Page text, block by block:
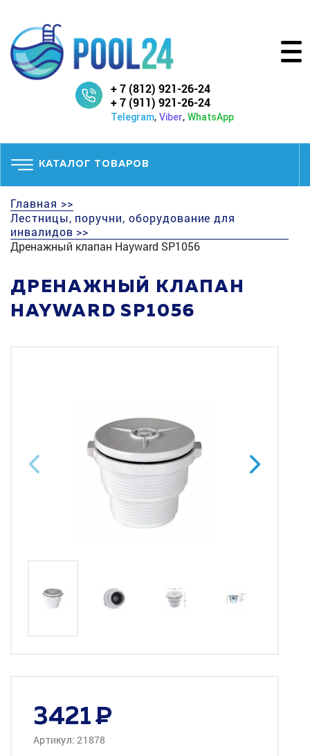
+ 7 (812) 921-26-24
+ 7 (911) 921-26-24
Telegram, Viber, WhatsApp
КАТАЛОГ ТОВАРОВ
Главная >>
Лестницы, поручни, оборудование для
инвалидов >>
Дренажный клапан Hayward SP1056
ДРЕНАЖНЫЙ КЛАПАН
HAYWARD SP1056
3421
Артикул: 21878